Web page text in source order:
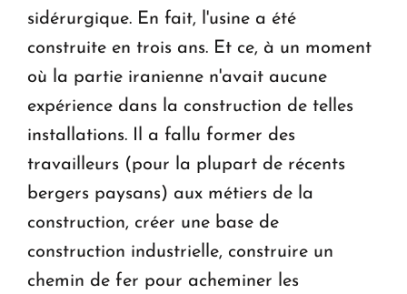
sidérurgique. En fait, l'usine a été
construite en trois ans. Et ce, à un moment
où la partie iranienne n'avait aucune
expérience dans la construction de telles
installations. Il a fallu former des
travailleurs (pour la plupart de récents
bergers paysans) aux métiers de la
construction, créer une base de
construction industrielle, construire un
chemin de fer pour acheminer les